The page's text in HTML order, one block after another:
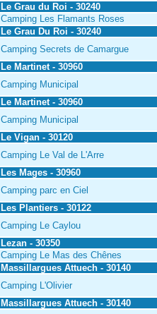
Le Grau du Roi - 30240
Camping Les Flamants Roses
Le Grau Du Roi - 30240
Camping Secrets de Camargue
Le Martinet - 30960
Camping Municipal
Le Martinet - 30960
Camping Municipal
Le Vigan - 30120
Camping Le Val de L'Arre
Les Mages - 30960
Camping parc en Ciel
Les Plantiers - 30122
Camping Le Caylou
Lezan - 30350
Camping Le Mas des Chênes
Massillargues Attuech - 30140
Camping L'Olivier
Massillargues Attuech - 30140